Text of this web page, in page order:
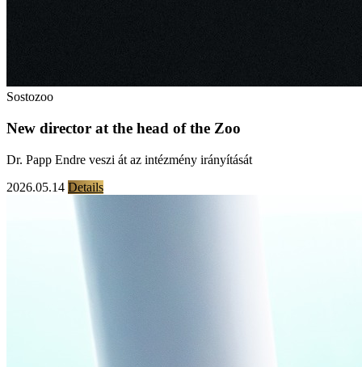
Sostozoo
New director at the head of the Zoo
Dr. Papp Endre veszi át az intézmény irányítását
2026.05.14 Details